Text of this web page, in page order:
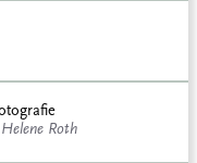
Roth